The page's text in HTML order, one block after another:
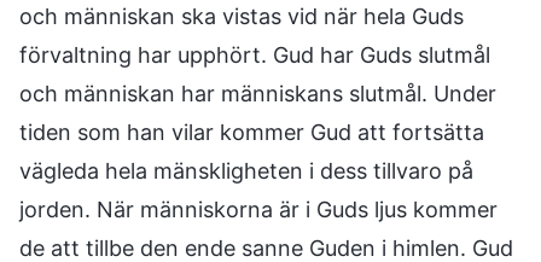
och människan ska vistas vid när hela Guds
förvaltning har upphört. Gud har Guds slutmål
och människan har människans slutmål. Under
tiden som han vilar kommer Gud att fortsätta
vägleda hela mänskligheten i dess tillvaro på
jorden. När människorna är i Guds ljus kommer
de att tillbe den ende sanne Guden i himlen. Gud